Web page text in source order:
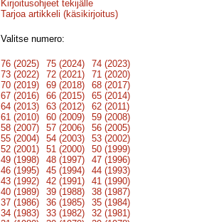
Kirjoitusohjeet tekijälle
Tarjoa artikkeli (käsikirjoitus)
Valitse numero:
76 (2025) 75 (2024)
74 (2023)
73 (2022)
72 (2021)
71 (2020)
70 (2019)
69 (2018)
68 (2017)
67 (2016)
66 (2015)
65 (2014)
64 (2013)
63 (2012)
62 (2011)
61 (2010)
60 (2009)
59 (2008)
58 (2007)
57 (2006)
56 (2005)
55 (2004)
54 (2003)
53 (2002)
52 (2001)
51 (2000)
50 (1999)
49 (1998)
48 (1997)
47 (1996)
46 (1995)
45 (1994)
44 (1993)
43 (1992)
42 (1991)
41 (1990)
40 (1989)
39 (1988)
38 (1987)
37 (1986)
36 (1985)
35 (1984)
34 (1983)
33 (1982)
32 (1981)